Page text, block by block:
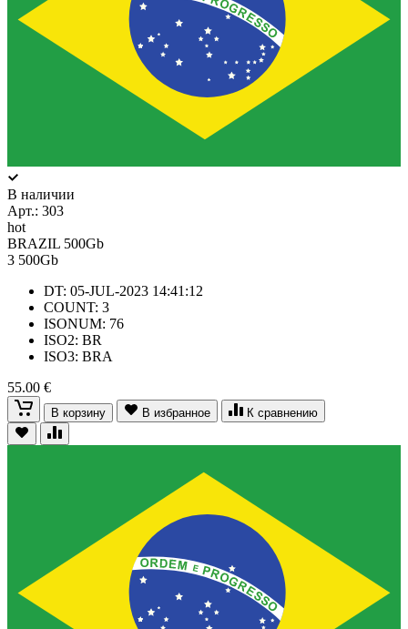
В наличии
Арт.: 303
hot
BRAZIL 500Gb
3 500Gb
DT: 05-JUL-2023 14:41:12
COUNT: 3
ISONUM: 76
ISO2: BR
ISO3: BRA
55.00 €
В корзину В избранное К сравнению